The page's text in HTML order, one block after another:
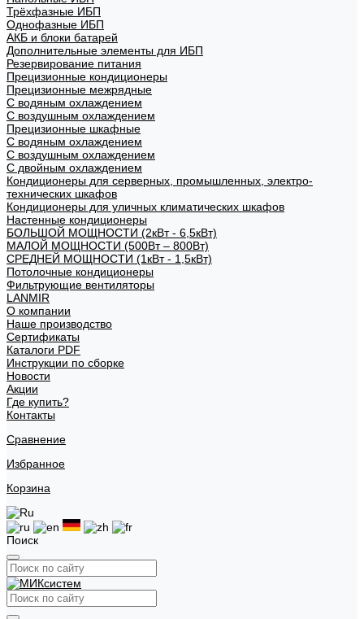
Трёхфазные ИБП
Однофазные ИБП
АКБ и блоки батарей
Дополнительные элементы для ИБП
Резервирование питания
Прецизионные кондиционеры
Прецизионные межрядные
С водяным охлаждением
С воздушным охлаждением
Прецизионные шкафные
С водяным охлаждением
С воздушным охлаждением
С двойным охлаждением
Кондиционеры для серверных, промышленных, электро-
технических шкафов
Кондиционеры для уличных климатических шкафов
Настенные кондиционеры
БОЛЬШОЙ МОЩНОСТИ (2кВт - 6,5кВт)
МАЛОЙ МОЩНОСТИ (500Вт – 800Вт)
СРЕДНЕЙ МОЩНОСТИ (1кВт - 1,5кВт)
Потолочные кондиционеры
Фильтрующие вентиляторы
LANMIR
О компании
Наше производство
Сертификаты
Каталоги PDF
Инструкции по сборке
Новости
Акции
Где купить?
Контакты
Сравнение
Избранное
Корзина
Поиск